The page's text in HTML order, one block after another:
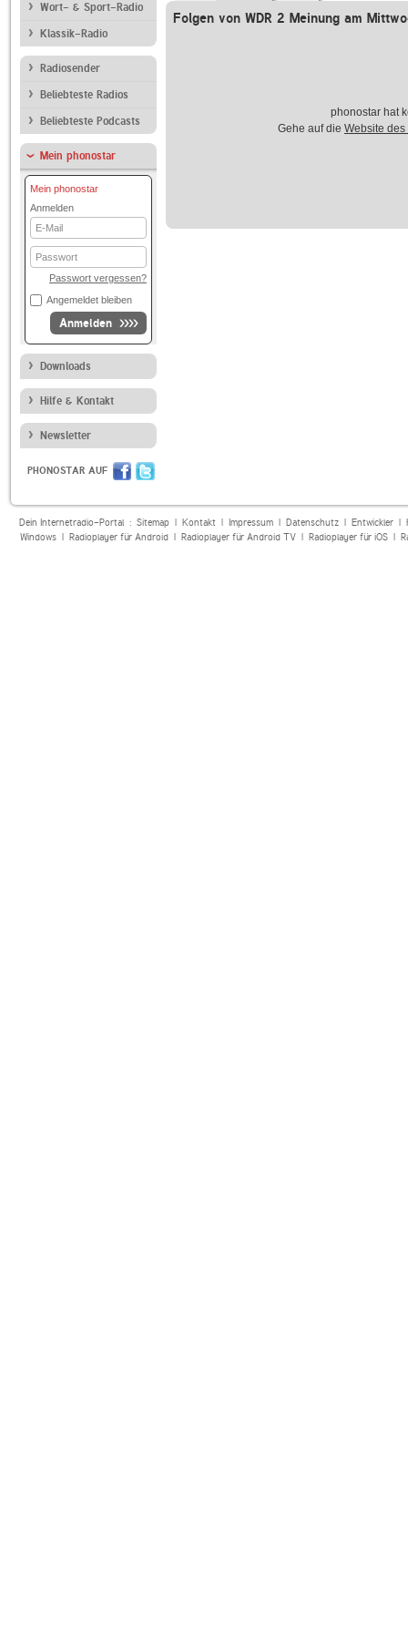
Wort- & Sport-Radio
Klassik-Radio
Radiosender
Beliebteste Radios
Beliebteste Podcasts
Mein phonostar
Mein phonostar
Anmelden
E-
Mail
Passwort
Passwort vergessen?
Angemeldet bleiben
Anmelden
Downloads
Hilfe & Kontakt
Newsletter
PHONOSTAR AUF
Folgen von WDR 2 Meinung am
phonostar hat
Gehe auf die Website
Dein Internetradio-Portal : Sitemap| Kontakt| Impressum| Datenschutz| Entwickler|
Windows| Radioplayer für Android| Radioplayer für Android TV| Radioplayer für iOS|